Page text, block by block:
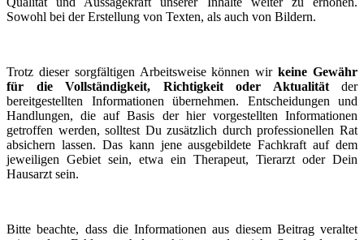
Sowohl bei der Erstellung von Texten, als auch von Bildern.
Trotz dieser sorgfältigen Arbeitsweise können wirkeine Gewähr
für die Vollständigkeit, Richtigkeit oder Aktualitätder
bereitgestellten Informationen übernehmen. Entscheidungen und
Handlungen, die auf Basis der hier vorgestellten Informationen
getroffen werden, solltest Du zusätzlich durch professionellen Rat
absichern lassen. Das kann jene ausgebildete Fachkraft auf dem
jeweiligen Gebiet sein, etwa ein Therapeut, Tierarzt oder Dein
Hausarzt sein.
Bitte beachte, dass die Informationen aus diesem Beitrag veraltet